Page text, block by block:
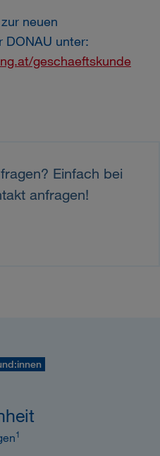
neuen
DONAU unter:
geschaeftskunde
Einfach bei
anfragen!
1